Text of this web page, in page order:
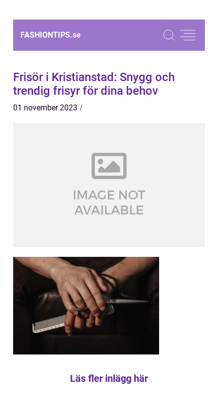
FASHIONTIPS.se
Frisör i Kristianstad: Snygg och
trendig frisyr för dina behov
01 november 2023
Läs fler inlägg här